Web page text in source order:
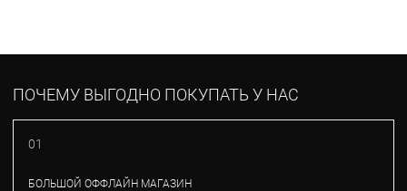
ПОЧЕМУ ВЫГОДНО ПОКУПАТЬ У НАС
01
БОЛЬШОЙ ОФФЛАЙН МАГАЗИН